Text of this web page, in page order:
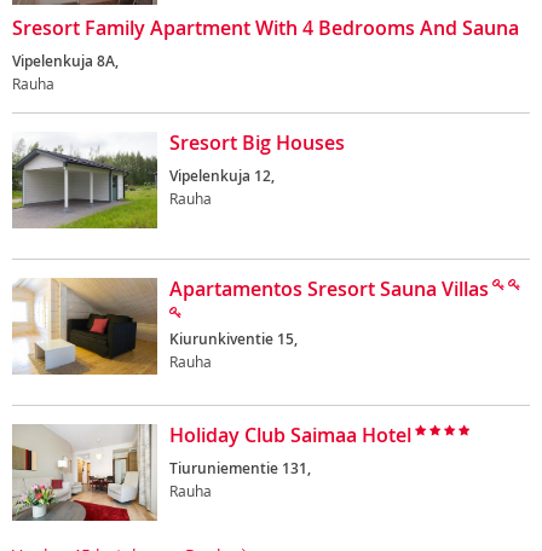
Sresort Family Apartment With 4 Bedrooms And Sauna
Vipelenkuja 8A,
Rauha
Sresort Big Houses
Vipelenkuja 12,
Rauha
Apartamentos Sresort Sauna Villas
Kiurunkiventie 15,
Rauha
Holiday Club Saimaa Hotel
Tiuruniementie 131,
Rauha